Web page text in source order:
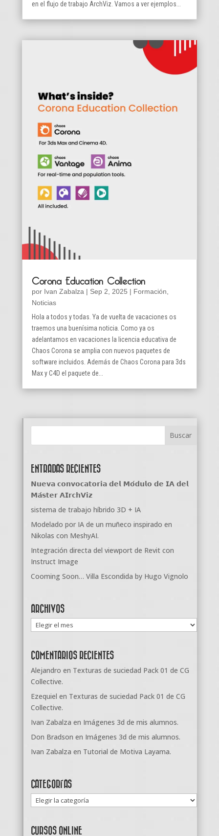
en el flujo de trabajo ArchViz. Vamos a ver ejemplos...
Corona Education Collection
por Ivan Zabalza | Sep 2, 2025 | Formación
Noticias
Hola a todos y todas. Ya de vuelta de vacaciones os
traemos una buenísima noticia. Como ya os
adelantamos en vacaciones la licencia educativa de
Chaos Corona se amplia con nuevos paquetes de
software incluidos. Además de Chaos Corona para 3ds
Max y C4D el paquete de...
ENTRADAS RECIENTES
𝗡𝘂𝗲𝘃𝗮 𝗰𝗼𝗻𝘃𝗼𝗰𝗮𝘁𝗼𝗿𝗶𝗮 𝗱𝗲𝗹 𝗠𝗼́𝗱𝘂𝗹𝗼 𝗱𝗲 𝗜𝗔 𝗱𝗲𝗹
𝗠𝗮́𝘀𝘁𝗲𝗿 𝗔𝗜𝗿𝗰𝗵𝗩𝗶𝘇
sistema de trabajo híbrido 3D + IA
Modelado por IA de un muñeco inspirado en
Nikolas con MeshyAI.
Integración directa del viewport de Revit con
Instruct Image
Cooming Soon… Villa Escondida by Hugo Vignolo
ARCHIVOS
Archivos
COMENTARIOS RECIENTES
Alejandro en Texturas de suciedad Pack 01 de CG
Collective.
Ezequiel en Texturas de suciedad Pack 01 de CG
Collective.
Ivan Zabalza en Imágenes 3d de mis alumnos.
Don Bradson en Imágenes 3d de mis alumnos.
Ivan Zabalza en Tutorial de Motiva Layama.
CATEGORÍAS
Categorías
CURSOS ONLINE